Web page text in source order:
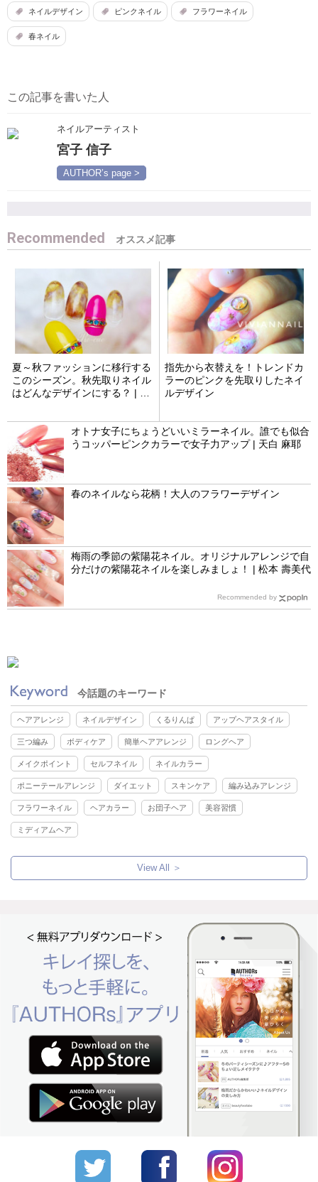
ネイルデザイン ピンクネイル フラワーネイル
春ネイル
この記事を書いた人
ネイルアーティスト
宮子 信子
AUTHOR’s page >
Recommended
夏～秋ファッションに移行する
このシーズン。秋先取りネイル
はどんなデザインにする？ | 松
指先から衣替えを！トレンドカ
ラーのピンクを先取りしたネイ
ルデザイン
オトナ女子にちょうどいいミラーネイル。誰でも似合
うコッパーピンクカラーで女子力アップ | 天白 麻耶
春のネイルなら花柄！大人のフラワーデザイン
梅雨の季節の紫陽花ネイル。オリジナルアレンジで自
分だけの紫陽花ネイルを楽しみましょ！ | 松本 壽美代
Recommended by
今話題のキーワード
ヘアアレンジ ネイルデザイン くるりんぱ アップヘアスタイル
三つ編み ボディケア 簡単ヘアアレンジ ロングヘア
メイクポイント セルフネイル ネイルカラー
ポニーテールアレンジ ダイエット スキンケア 編み込みアレンジ
フラワーネイル ヘアカラー お団子ヘア 美容習慣
ミディアムヘア
View All ＞